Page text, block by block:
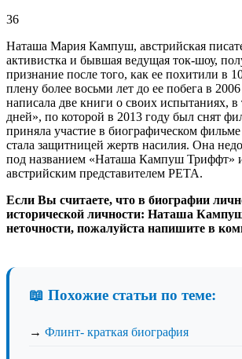
36
Наташа Мария Кампуш, австрийская
активистка и бывшая ведущая ток-шоу,
признание после того, как ее похитили в
плену более восьми лет до ее побега в
написала две книги о своих испытаниях, в
дней», по которой в 2013 году был снят
приняла участие в биографическом
стала защитницей жертв насилия. Она
под названием «Наташа Кампуш Триффт»
австрийским представителем PETA.
Если Вы считаете, что в биографии
исторической личности: Наташа
неточности, пожалуйста напишите в
📖 Похожие статьи по теме:
→ Флинт- краткая биография